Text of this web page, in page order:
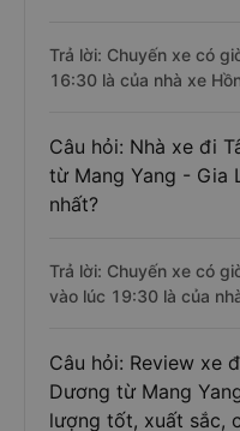
Trả lời: Chuyến xe có
16:30 là của nhà xe
Câu hỏi: Nhà xe đi
từ Mang Yang - Gia
nhất?
Trả lời: Chuyến xe có
vào lúc 19:30 là của
Câu hỏi: Review xe
Dương từ Mang
lượng tốt, xuất sắc,